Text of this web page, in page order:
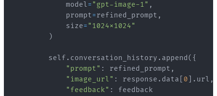
            model
= "gpt-image-1" ,
            prompt
=refined_prompt ,
            size
= "1024x1024"
)
        self
. conversation_history . append ( {
"prompt" : refined_prompt ,
"image_url" : response . data 0 . url ,
"feedback" :